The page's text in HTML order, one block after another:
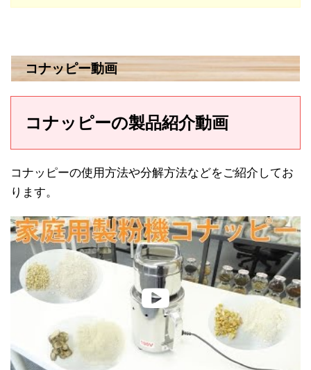
コナッピー動画
コナッピーの製品紹介動画
コナッピーの使用方法や分解方法などをご紹介してお
ります。